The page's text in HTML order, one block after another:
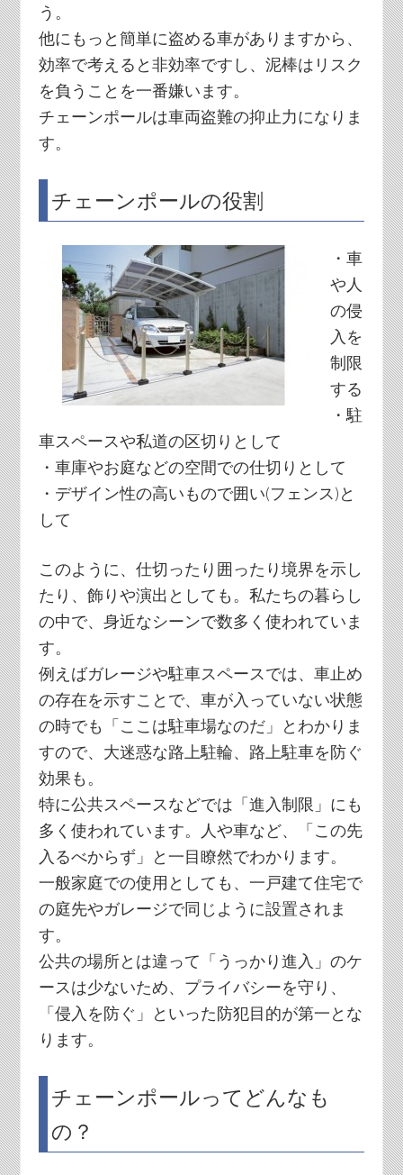
う。
他にもっと簡単に盗める車がありますから、
効率で考えると非効率ですし、泥棒はリスク
を負うことを一番嫌います。
チェーンポールは車両盗難の抑止力になりま
す。
チェーンポールの役割
・車
や人
の侵
入を
制限
する
・駐
車スペースや私道の区切りとして
・車庫やお庭などの空間での仕切りとして
・デザイン性の高いもので囲い(フェンス)と
して
このように、仕切ったり囲ったり境界を示し
たり、飾りや演出としても。私たちの暮らし
の中で、身近なシーンで数多く使われていま
す。
例えばガレージや駐車スペースでは、車止め
の存在を示すことで、車が入っていない状態
の時でも「ここは駐車場なのだ」とわかりま
すので、大迷惑な路上駐輪、路上駐車を防ぐ
効果も。
特に公共スペースなどでは「進入制限」にも
多く使われています。人や車など、「この先
入るべからず」と一目瞭然でわかります。
一般家庭での使用としても、一戸建て住宅で
の庭先やガレージで同じように設置されま
す。
公共の場所とは違って「うっかり進入」のケ
ースは少ないため、プライバシーを守り、
「侵入を防ぐ」といった防犯目的が第一とな
ります。
チェーンポールってどんなも
の？